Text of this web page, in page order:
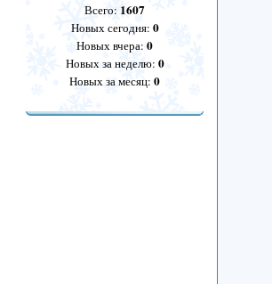
Всего: 1607
Новых сегодня: 0
Новых вчера:0
Новых за неделю: 0
Новых за месяц:0